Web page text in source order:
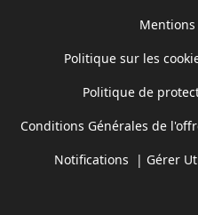
Politique sur les
Politique de
Conditions Générales de
Notifications | Gérer